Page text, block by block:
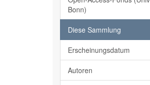
Bonn)
Diese Sammlung
Erscheinungsdatum
Autoren